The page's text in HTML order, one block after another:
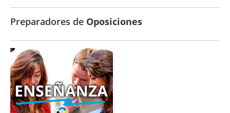
Preparadores de Oposiciones